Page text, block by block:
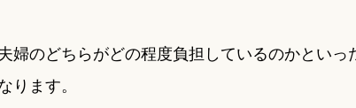
婦のどちらがどの程度負担しているのかといっ
ます。